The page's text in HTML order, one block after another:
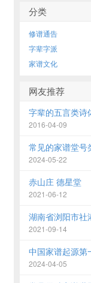
分类
修谱通告
字辈字派
家谱文化
网友推荐
字辈的五言类诗
2016-04-09
常见的家谱堂号
2024-05-22
赤山庄 德星堂
2021-06-12
湖南省浏阳市社
2021-09-14
中国家谱起源第
2024-04-05